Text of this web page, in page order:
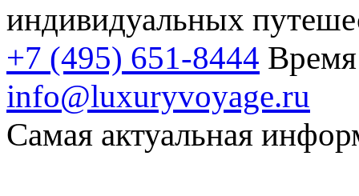
индивидуальных
+7 (495) 651-8444
info@luxuryvoyage.ru
Самая актуальная